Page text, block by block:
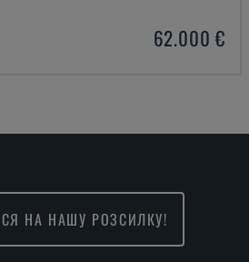
62.000 €
НА НАШУ РОЗСИЛКУ!